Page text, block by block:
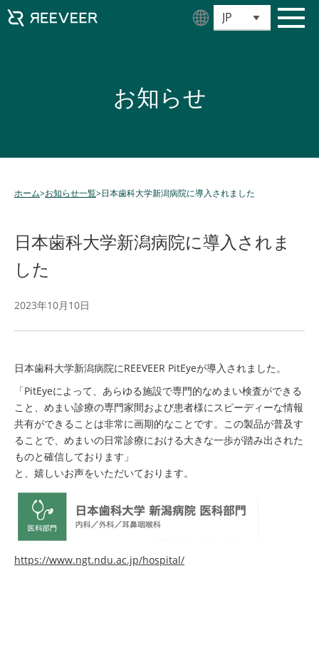
お知らせ
ホーム>お知らせ一覧>日本歯科大学新潟病院に導入されました
日本歯科大学新潟病院に導入されま
した
2023年10月10日
日本歯科大学新潟病院にREEVEER PitEyeが導入されました。
「PitEyeによって、あらゆる施設で専門的なめまい検査ができる
こと、めまい診療の専門家間および患者様にスピーディーな情報
共有ができることは非常に画期的なことです。この製品が普及す
ることで、めまいの日常診療における大きな一歩が踏み出された
ものと確信しております」
と、嬉しいお声をいただいております。
https://www.ngt.ndu.ac.jp/hospital/